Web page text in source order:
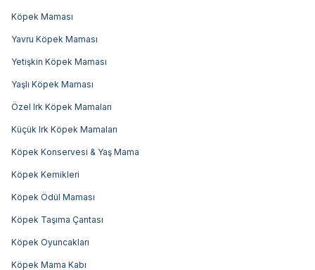
Köpek Maması
Yavru Köpek Maması
Yetişkin Köpek Maması
Yaşlı Köpek Maması
Özel Irk Köpek Mamaları
Küçük Irk Köpek Mamaları
Köpek Konservesi & Yaş Mama
Köpek Kemikleri
Köpek Ödül Maması
Köpek Taşıma Çantası
Köpek Oyuncakları
Köpek Mama Kabı